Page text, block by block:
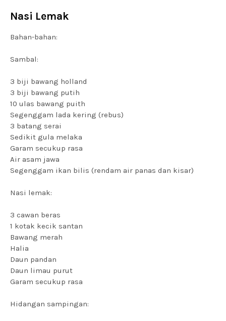
Nasi Lemak
Bahan-bahan:
Sambal:
3 biji bawang holland
3 biji bawang putih
10 ulas bawang puith
Segenggam lada kering (rebus)
3 batang serai
Sedikit gula melaka
Garam secukup rasa
Air asam jawa
Segenggam ikan bilis (rendam air panas dan kisar)
Nasi lemak:
3 cawan beras
1 kotak kecik santan
Bawang merah
Halia
Daun pandan
Daun limau purut
Garam secukup rasa
Hidangan sampingan: